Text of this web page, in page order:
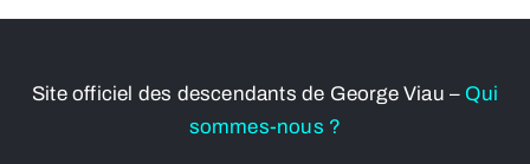
Site officiel des descendants de George Viau – Qui
sommes-nous ?